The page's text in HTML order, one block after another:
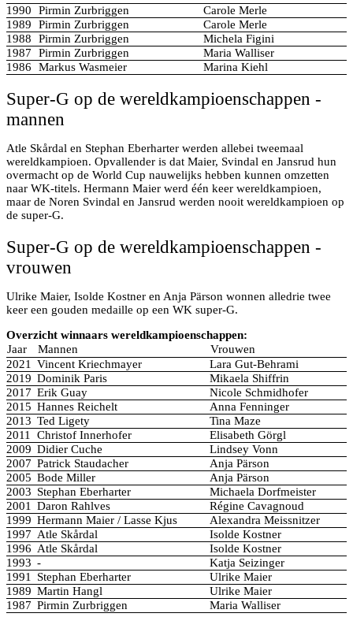
1990
Pirmin Zurbriggen
Carole Merle
1989
Pirmin Zurbriggen
Carole Merle
1988
Pirmin Zurbriggen
Michela Figini
1987
Pirmin Zurbriggen
Maria Walliser
1986
Markus Wasmeier Marina Kiehl
Super-G op de wereldkampioenschappen -
mannen
Atle Skårdal en Stephan Eberharter werden allebei tweemaal
wereldkampioen. Opvallender is dat Maier, Svindal en Jansrud hun
overmacht op de World Cup nauwelijks hebben kunnen omzetten
naar WK-titels. Hermann Maier werd één keer wereldkampioen,
maar de Noren Svindal en Jansrud werden nooit wereldkampioen op
de super-G.
Super-G op de wereldkampioenschappen -
vrouwen
Ulrike Maier, Isolde Kostner en Anja Pärson wonnen alledrie twee
keer een gouden medaille op een WK super-G.
Overzicht winnaars wereldkampioenschappen:
Jaar
Mannen
Vrouwen
2021
Vincent Kriechmayer
Lara Gut-Behrami
2019 Dominik Paris
Mikaela Shiffrin
2017 Erik Guay
Nicole Schmidhofer
2015 Hannes Reichelt
Anna Fenninger
2013 Ted Ligety
Tina Maze
2011
Christof Innerhofer
Elisabeth Görgl
2009 Didier Cuche
Lindsey Vonn
2007 Patrick Staudacher
Anja Pärson
2005 Bode Miller
Anja Pärson
2003 Stephan Eberharter
Michaela Dorfmeister
2001
Daron Rahlves
Régine Cavagnoud
1999 Hermann Maier / Lasse Kjus
Alexandra Meissnitzer
1997 Atle Skårdal
Isolde Kostner
1996 Atle Skårdal
Isolde Kostner
1993 -
Katja Seizinger
1991
Stephan Eberharter
Ulrike Maier
1989 Martin Hangl
Ulrike Maier
1987 Pirmin Zurbriggen Maria Walliser